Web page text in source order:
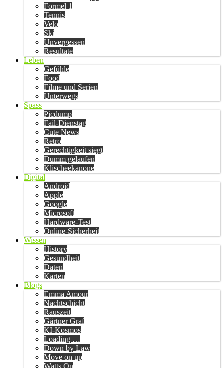
Formel 1
Tennis
Velo
Ski
Unvergessen
Resultate
Leben
Gefühle
Food
Filme und Serien
Unterwegs
Spass
Picdump
Fail-Dienstag
Cute News
Retro
Gerechtigkeit siegt
Dumm gelaufen
Klischeekanone
Digital
Android
Apple
Google
Microsoft
Hardware-Test
Online-Sicherheit
Wissen
History
Gesundheit
Daten
Karten
Blogs
Emma Amour
Nachtschicht
Rauszeit
Gärtner Graf
KI-Kosmos
Loading …
Down by Law
Move on up
Watts On